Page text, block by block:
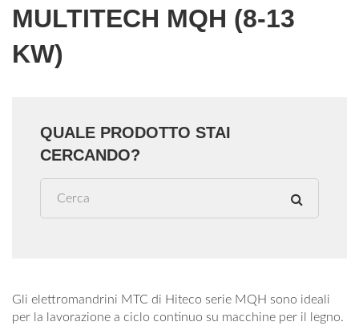
MULTITECH MQH (8-13
KW)
QUALE PRODOTTO STAI
CERCANDO?
Gli elettromandrini MTC di Hiteco serie MQH sono ideali
per la lavorazione a ciclo continuo su macchine per il legno.